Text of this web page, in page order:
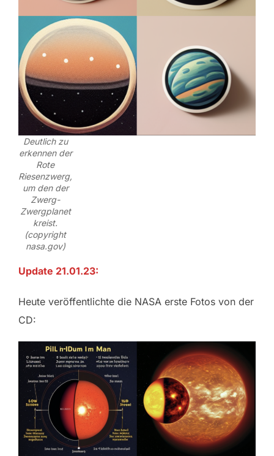
Deutlich zu
erkennen der
Rote
Riesenzwerg,
um den der
Zwerg-
Zwergplanet
kreist.
(copyright
nasa.gov)
Update 21.01.23:
Heute veröffentlichte die NASA erste Fotos von der
CD: